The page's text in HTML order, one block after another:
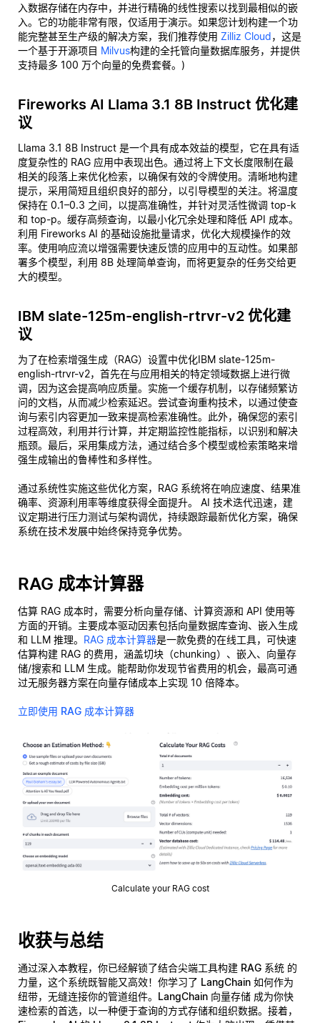
入数据存储在内存中，并进行精确的线性搜索以找到最相似的嵌
入。它的功能非常有限，仅适用于演示。如果您计划构建一个功
能完整甚至生产级的解决方案，我们推荐使用 Zilliz Cloud，这是
一个基于开源项目 Milvus构建的全托管向量数据库服务，并提供
支持最多 100 万个向量的免费套餐。)
Fireworks AI Llama 3.1 8B Instruct 优化建
议
Llama 3.1 8B Instruct 是一个具有成本效益的模型，它在具有适
度复杂性的 RAG 应用中表现出色。通过将上下文长度限制在最
相关的段落上来优化检索，以确保有效的令牌使用。清晰地构建
提示，采用简短且组织良好的部分，以引导模型的关注。将温度
保持在 0.1–0.3 之间，以提高准确性，并针对灵活性微调 top-k
和 top-p。缓存高频查询，以最小化冗余处理和降低 API 成本。
利用 Fireworks AI 的基础设施批量请求，优化大规模操作的效
率。使用响应流以增强需要快速反馈的应用中的互动性。如果部
署多个模型，利用 8B 处理简单查询，而将更复杂的任务交给更
大的模型。
IBM slate-125m-english-rtrvr-v2 优化建
议
为了在检索增强生成（RAG）设置中优化IBM slate-125m-
english-rtrvr-v2，首先在与应用相关的特定领域数据上进行微
调，因为这会提高响应质量。实施一个缓存机制，以存储频繁访
问的文档，从而减少检索延迟。尝试查询重构技术，以通过使查
询与索引内容更加一致来提高检索准确性。此外，确保您的索引
过程高效，利用并行计算，并定期监控性能指标，以识别和解决
瓶颈。最后，采用集成方法，通过结合多个模型或检索策略来增
强生成输出的鲁棒性和多样性。
通过系统性实施这些优化方案，RAG 系统将在响应速度、结果准
确率、资源利用率等维度获得全面提升。 AI 技术迭代迅速，建
议定期进行压力测试与架构调优，持续跟踪最新优化方案，确保
系统在技术发展中始终保持竞争优势。
RAG 成本计算器
估算 RAG 成本时，需要分析向量存储、计算资源和 API 使用等
方面的开销。主要成本驱动因素包括向量数据库查询、嵌入生成
和 LLM 推理。 RAG 成本计算器是一款免费的在线工具，可快速
估算构建 RAG 的费用，涵盖切块（chunking）、嵌入、向量存
储/搜索和 LLM 生成。能帮助你发现节省费用的机会，最高可通
过无服务器方案在向量存储成本上实现 10 倍降本。
立即使用 RAG 成本计算器
Calculate your RAG cost
收获与总结
通过深入本教程，你已经解锁了结合尖端工具构建 RAG 系统 的
力量，这个系统既智能又高效！你学习了 LangChain 如何作为
纽带，无缝连接你的管道组件。 LangChain 向量存储 成为你快
速检索的首选，以一种便于查询的方式存储和组织数据。接着，